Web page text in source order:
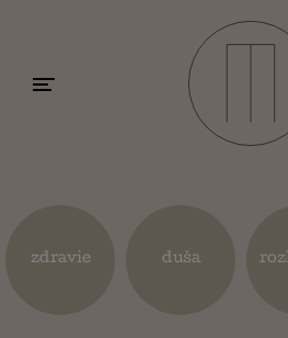
zdravie duša